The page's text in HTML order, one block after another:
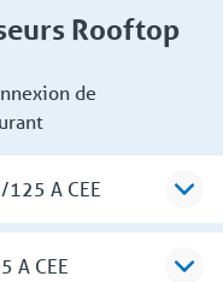
Rooftop
de
125 A CEE
A CEE